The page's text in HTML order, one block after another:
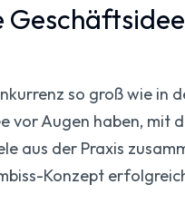
so groß wie in
Augen haben, mit
aus der Praxis
Konzept